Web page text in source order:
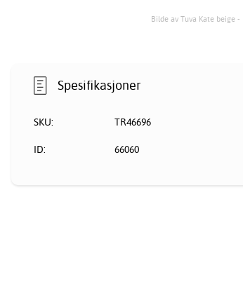
Bilde av Tuva Kate beige
Spesifikasjoner
SKU: TR46696
ID: 66060